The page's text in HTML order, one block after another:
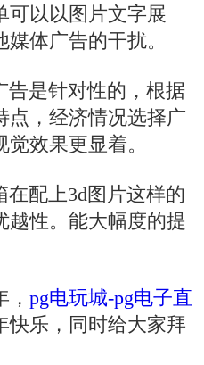
可以以图片文字展
体广告的干扰。
是针对性的，根据
点，经济情况选择广
效果更显着。
配上3d图片这样的
越性。能大幅度的提
pg电玩城-pg电子直
快乐，同时给大家拜